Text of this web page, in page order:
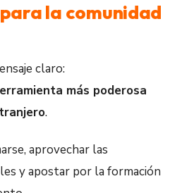
la comunidad
claro:
más poderosa
.
aprovechar las
y apostar por la formación